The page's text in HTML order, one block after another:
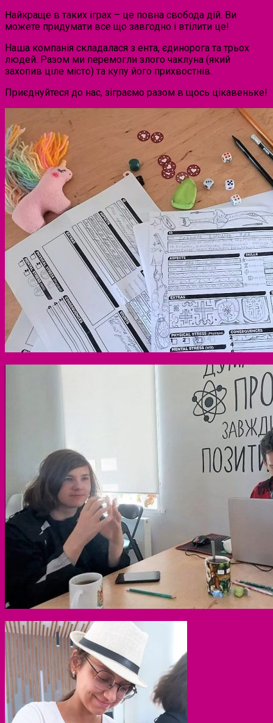
Найкраще в таких іграх – це повна свобода дій. Ви
можете придумати все що завгодно і втілити це!
Наша компанія складалася з ента, єдинорога та трьох
людей. Разом ми перемогли злого чаклуна (який
захопив ціле місто) та купу його прихвостнів.
Приєднуйтеся до нас, зіграємо разом в щось цікавеньке!